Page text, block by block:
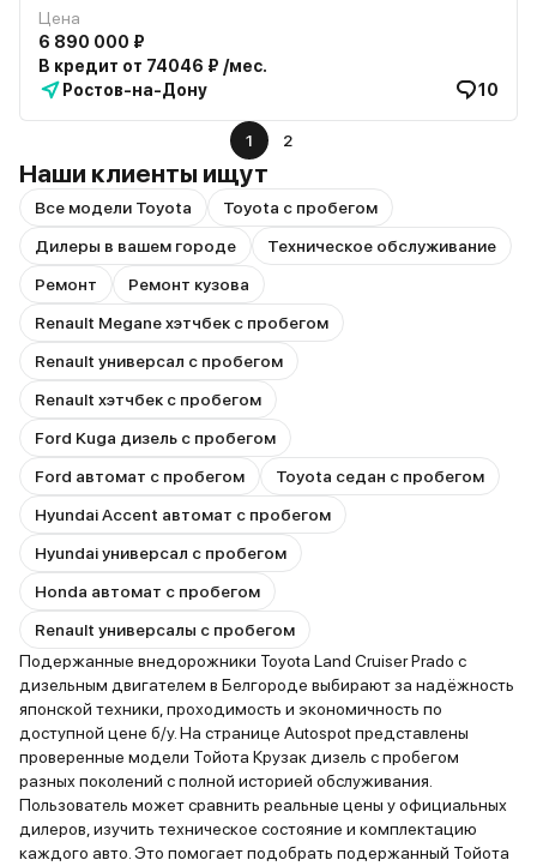
Цена
6 890 000 ₽
В кредит от 74046 ₽ /мес.
Ростов-на-Дону
10
1 2
Наши клиенты ищут
Все модели Toyota
Toyota с пробегом
Дилеры в вашем городе
Техническое обслуживание
Ремонт
Ремонт кузова
Renault Megane хэтчбек с пробегом
Renault универсал с пробегом
Renault хэтчбек с пробегом
Ford Kuga дизель с пробегом
Ford автомат с пробегом
Toyota седан с пробегом
Hyundai Accent автомат с пробегом
Hyundai универсал с пробегом
Honda автомат с пробегом
Renault универсалы с пробегом
Подержанные внедорожники Toyota Land Cruiser Prado с
дизельным двигателем в Белгороде выбирают за надёжность
японской техники, проходимость и экономичность по
доступной цене б/у. На странице Autospot представлены
проверенные модели Тойота Крузак дизель с пробегом
разных поколений с полной историей обслуживания.
Пользователь может сравнить реальные цены у официальных
дилеров, изучить техническое состояние и комплектацию
каждого авто. Это помогает подобрать подержанный Тойота